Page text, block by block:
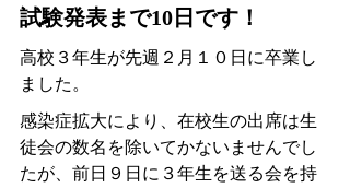
試験発表まで10日です！
高校３年生が先週２月１０日に卒業し
ました。
感染症拡大により、在校生の出席は生
徒会の数名を除いてかないませんでし
たが、前日９日に３年生を送る会を持